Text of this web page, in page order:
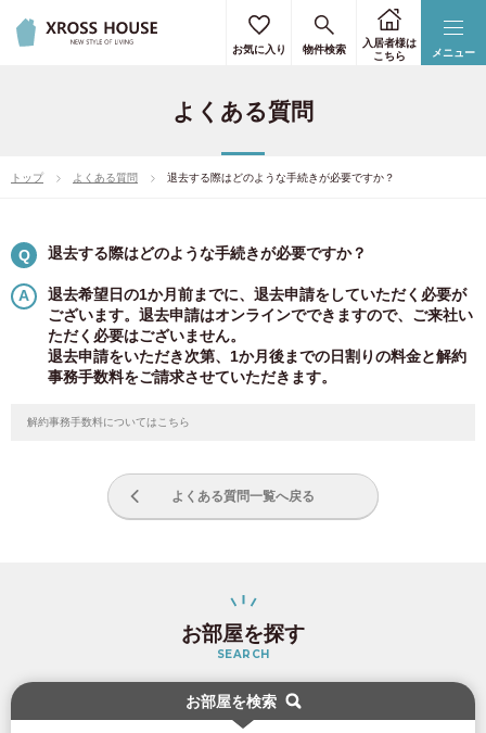
メニュー
お気に入り 物件検索
入居者様は
こちら
よくある質問
トップ よくある質問 退去する際はどのような手続きが必要ですか？
Q 退去する際はどのような手続きが必要ですか？
退去希望日の1か月前までに、退去申請をしていただく必要が
ございます。退去申請はオンラインでできますので、ご来社い
ただく必要はございません。
退去申請をいただき次第、1か月後までの日割りの料金と解約
事務手数料をご請求させていただきます。
解約事務手数料についてはこちら
よくある質問一覧へ戻る
お部屋を探す
SEARCH
お部屋を検索